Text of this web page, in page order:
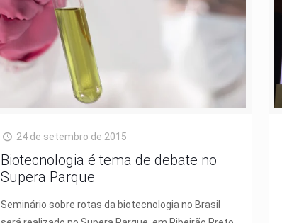
24 de setembro de 2015
Biotecnologia é tema de debate no
Supera Parque
Seminário sobre rotas da biotecnologia no Brasil